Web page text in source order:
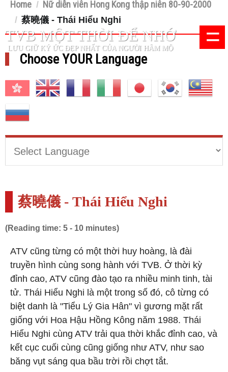
TVB MỘT THỜI ĐỂ NHỚ
LƯU GIỮ KÝ ỨC ĐẸP NHẤT CỦA NGƯỜI HÂM MỘ =
Home / Nữ diễn viên Hong Kong thập niên 80-90-2000
/ 蔡曉儀 - Thái Hiểu Nghi
Choose YOUR Language
蔡曉儀 - Thái Hiểu Nghi
(Reading time: 5 - 10 minutes)
ATV cũng từng có một thời huy hoàng, là đài
truyền hình cùng song hành với TVB. Ở thời kỳ
đỉnh cao, ATV cũng đào tạo ra nhiều minh tinh, tài
tử. Thái Hiểu Nghi là một trong số đó, cô từng có
biệt danh là "Tiểu Lý Gia Hân" vì gương mặt rất
giống với Hoa Hậu Hồng Kông năm 1988. Thái
Hiểu Nghi cùng ATV trải qua thời khắc đỉnh cao, và
kết cục cuối cùng cũng giống như ATV, như sao
băng vụt sáng qua bầu trời rồi chợt tắt.